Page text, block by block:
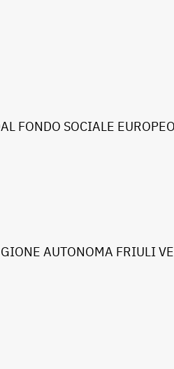
FONDO SOCIALE
AUTONOMA FRIULI